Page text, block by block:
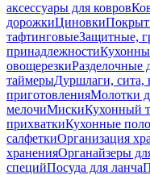
аксессуары для ковров
дорожкиЦиновки
тафтинговыеЗащитные,
принадлежности
овощерезкиРазделочные
таймерыДуршлаги, сита,
приготовленияМолотки
мелочиМискиКухонный
прихваткиКухонные
салфеткиОрганизация
храненияОрганайзеры
специйПосуда для ланча